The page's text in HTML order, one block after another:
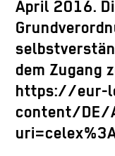
April 2016.
dem Zugang
https://eur-
content/DE/